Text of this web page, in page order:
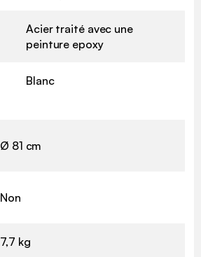
Acier traité avec une
peinture epoxy
Blanc
Ø 81 cm
Non
7,7 kg